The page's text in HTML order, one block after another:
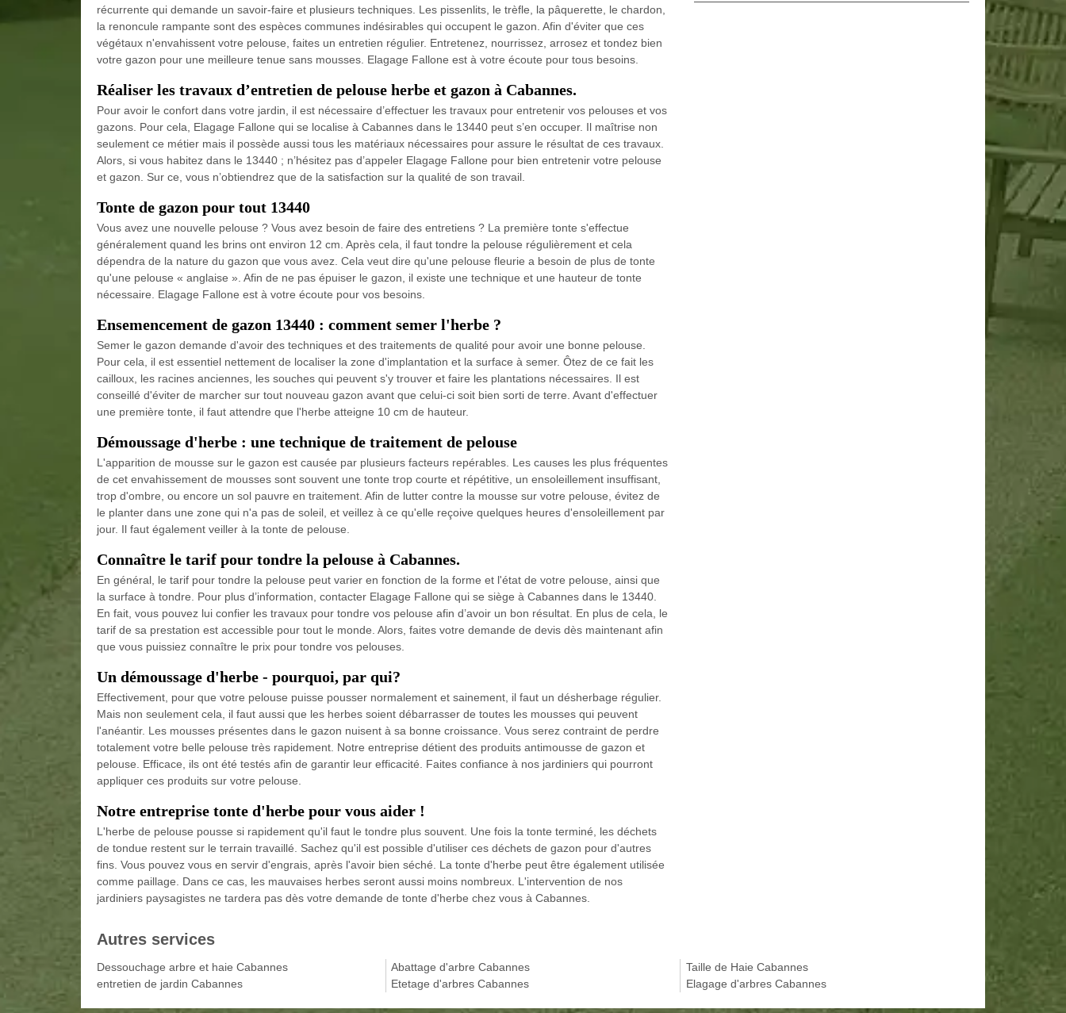
récurrente qui demande un savoir-faire et plusieurs techniques. Les pissenlits, le trèfle, la pâquerette, le chardon,
la renoncule rampante sont des espèces communes indésirables qui occupent le gazon. Afin d'éviter que ces
végétaux n'envahissent votre pelouse, faites un entretien régulier. Entretenez, nourrissez, arrosez et tondez bien
votre gazon pour une meilleure tenue sans mousses. Elagage Fallone est à votre écoute pour tous besoins.
Réaliser les travaux d’entretien de pelouse herbe et gazon à Cabannes.
Pour avoir le confort dans votre jardin, il est nécessaire d’effectuer les travaux pour entretenir vos pelouses et vos
gazons. Pour cela, Elagage Fallone qui se localise à Cabannes dans le 13440 peut s’en occuper. Il maîtrise non
seulement ce métier mais il possède aussi tous les matériaux nécessaires pour assure le résultat de ces travaux.
Alors, si vous habitez dans le 13440 ; n’hésitez pas d’appeler Elagage Fallone pour bien entretenir votre pelouse
et gazon. Sur ce, vous n’obtiendrez que de la satisfaction sur la qualité de son travail.
Tonte de gazon pour tout 13440
Vous avez une nouvelle pelouse ? Vous avez besoin de faire des entretiens ? La première tonte s'effectue
généralement quand les brins ont environ 12 cm. Après cela, il faut tondre la pelouse régulièrement et cela
dépendra de la nature du gazon que vous avez. Cela veut dire qu'une pelouse fleurie a besoin de plus de tonte
qu'une pelouse « anglaise ». Afin de ne pas épuiser le gazon, il existe une technique et une hauteur de tonte
nécessaire. Elagage Fallone est à votre écoute pour vos besoins.
Ensemencement de gazon 13440 : comment semer l'herbe ?
Semer le gazon demande d'avoir des techniques et des traitements de qualité pour avoir une bonne pelouse.
Pour cela, il est essentiel nettement de localiser la zone d'implantation et la surface à semer. Ôtez de ce fait les
cailloux, les racines anciennes, les souches qui peuvent s'y trouver et faire les plantations nécessaires. Il est
conseillé d'éviter de marcher sur tout nouveau gazon avant que celui-ci soit bien sorti de terre. Avant d'effectuer
une première tonte, il faut attendre que l'herbe atteigne 10 cm de hauteur.
Démoussage d'herbe : une technique de traitement de pelouse
L'apparition de mousse sur le gazon est causée par plusieurs facteurs repérables. Les causes les plus fréquentes
de cet envahissement de mousses sont souvent une tonte trop courte et répétitive, un ensoleillement insuffisant,
trop d'ombre, ou encore un sol pauvre en traitement. Afin de lutter contre la mousse sur votre pelouse, évitez de
le planter dans une zone qui n'a pas de soleil, et veillez à ce qu'elle reçoive quelques heures d'ensoleillement par
jour. Il faut également veiller à la tonte de pelouse.
Connaître le tarif pour tondre la pelouse à Cabannes.
En général, le tarif pour tondre la pelouse peut varier en fonction de la forme et l'état de votre pelouse, ainsi que
la surface à tondre. Pour plus d’information, contacter Elagage Fallone qui se siège à Cabannes dans le 13440.
En fait, vous pouvez lui confier les travaux pour tondre vos pelouse afin d’avoir un bon résultat. En plus de cela, le
tarif de sa prestation est accessible pour tout le monde. Alors, faites votre demande de devis dès maintenant afin
que vous puissiez connaître le prix pour tondre vos pelouses.
Un démoussage d'herbe - pourquoi, par qui?
Effectivement, pour que votre pelouse puisse pousser normalement et sainement, il faut un désherbage régulier.
Mais non seulement cela, il faut aussi que les herbes soient débarrasser de toutes les mousses qui peuvent
l'anéantir. Les mousses présentes dans le gazon nuisent à sa bonne croissance. Vous serez contraint de perdre
totalement votre belle pelouse très rapidement. Notre entreprise détient des produits antimousse de gazon et
pelouse. Efficace, ils ont été testés afin de garantir leur efficacité. Faites confiance à nos jardiniers qui pourront
appliquer ces produits sur votre pelouse.
Notre entreprise tonte d'herbe pour vous aider !
L'herbe de pelouse pousse si rapidement qu'il faut le tondre plus souvent. Une fois la tonte terminé, les déchets
de tondue restent sur le terrain travaillé. Sachez qu'il est possible d'utiliser ces déchets de gazon pour d'autres
fins. Vous pouvez vous en servir d'engrais, après l'avoir bien séché. La tonte d'herbe peut être également utilisée
comme paillage. Dans ce cas, les mauvaises herbes seront aussi moins nombreux. L'intervention de nos
jardiniers paysagistes ne tardera pas dès votre demande de tonte d'herbe chez vous à Cabannes.
Autres services
Dessouchage arbre et haie Cabannes
entretien de jardin Cabannes
Abattage d'arbre Cabannes
Etetage d'arbres Cabannes
Taille de Haie Cabannes
Elagage d'arbres Cabannes